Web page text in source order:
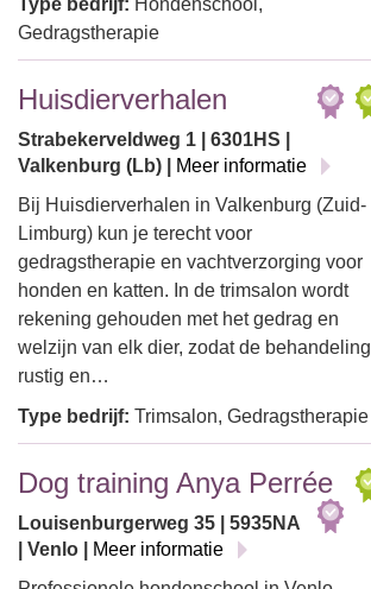
Type bedrijf: Hondenschool,
Gedragstherapie
Huisdierverhalen
Strabekerveldweg 1 | 6301HS |
Valkenburg (Lb) |
Meer informatie
Bij Huisdierverhalen in Valkenburg (Zuid-
Limburg) kun je terecht voor
gedragstherapie en vachtverzorging voor
honden en katten. In de trimsalon wordt
rekening gehouden met het gedrag en
welzijn van elk dier, zodat de behandeling
rustig en…
Type bedrijf: Trimsalon, Gedragstherapie
Dog training Anya Perrée
Louisenburgerweg 35 | 5935NA
| Venlo |
Meer informatie